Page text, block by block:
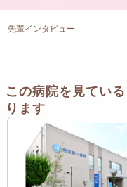
先輩インタビュー
この病院を見てい
ります